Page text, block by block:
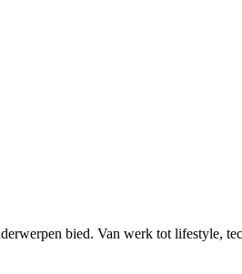
bied. Van werk tot lifestyle,